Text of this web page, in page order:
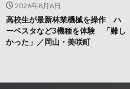
2026年8月6日
高校生が最新林業機械を操作 ハ
ーベスタなど3機種を体験 「難し
かった」／岡山・美咲町